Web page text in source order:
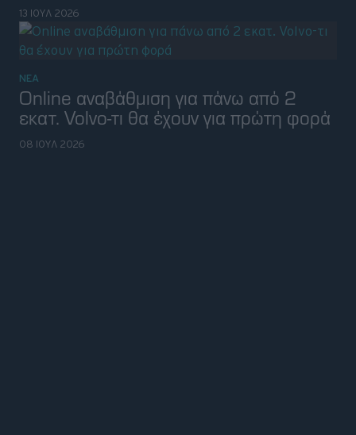
13 ΙΟΥΛ 2026
ΝΕΑ
Online αναβάθμιση για πάνω από 2
εκατ. Volvo-τι θα έχουν για πρώτη φορά
08 ΙΟΥΛ 2026